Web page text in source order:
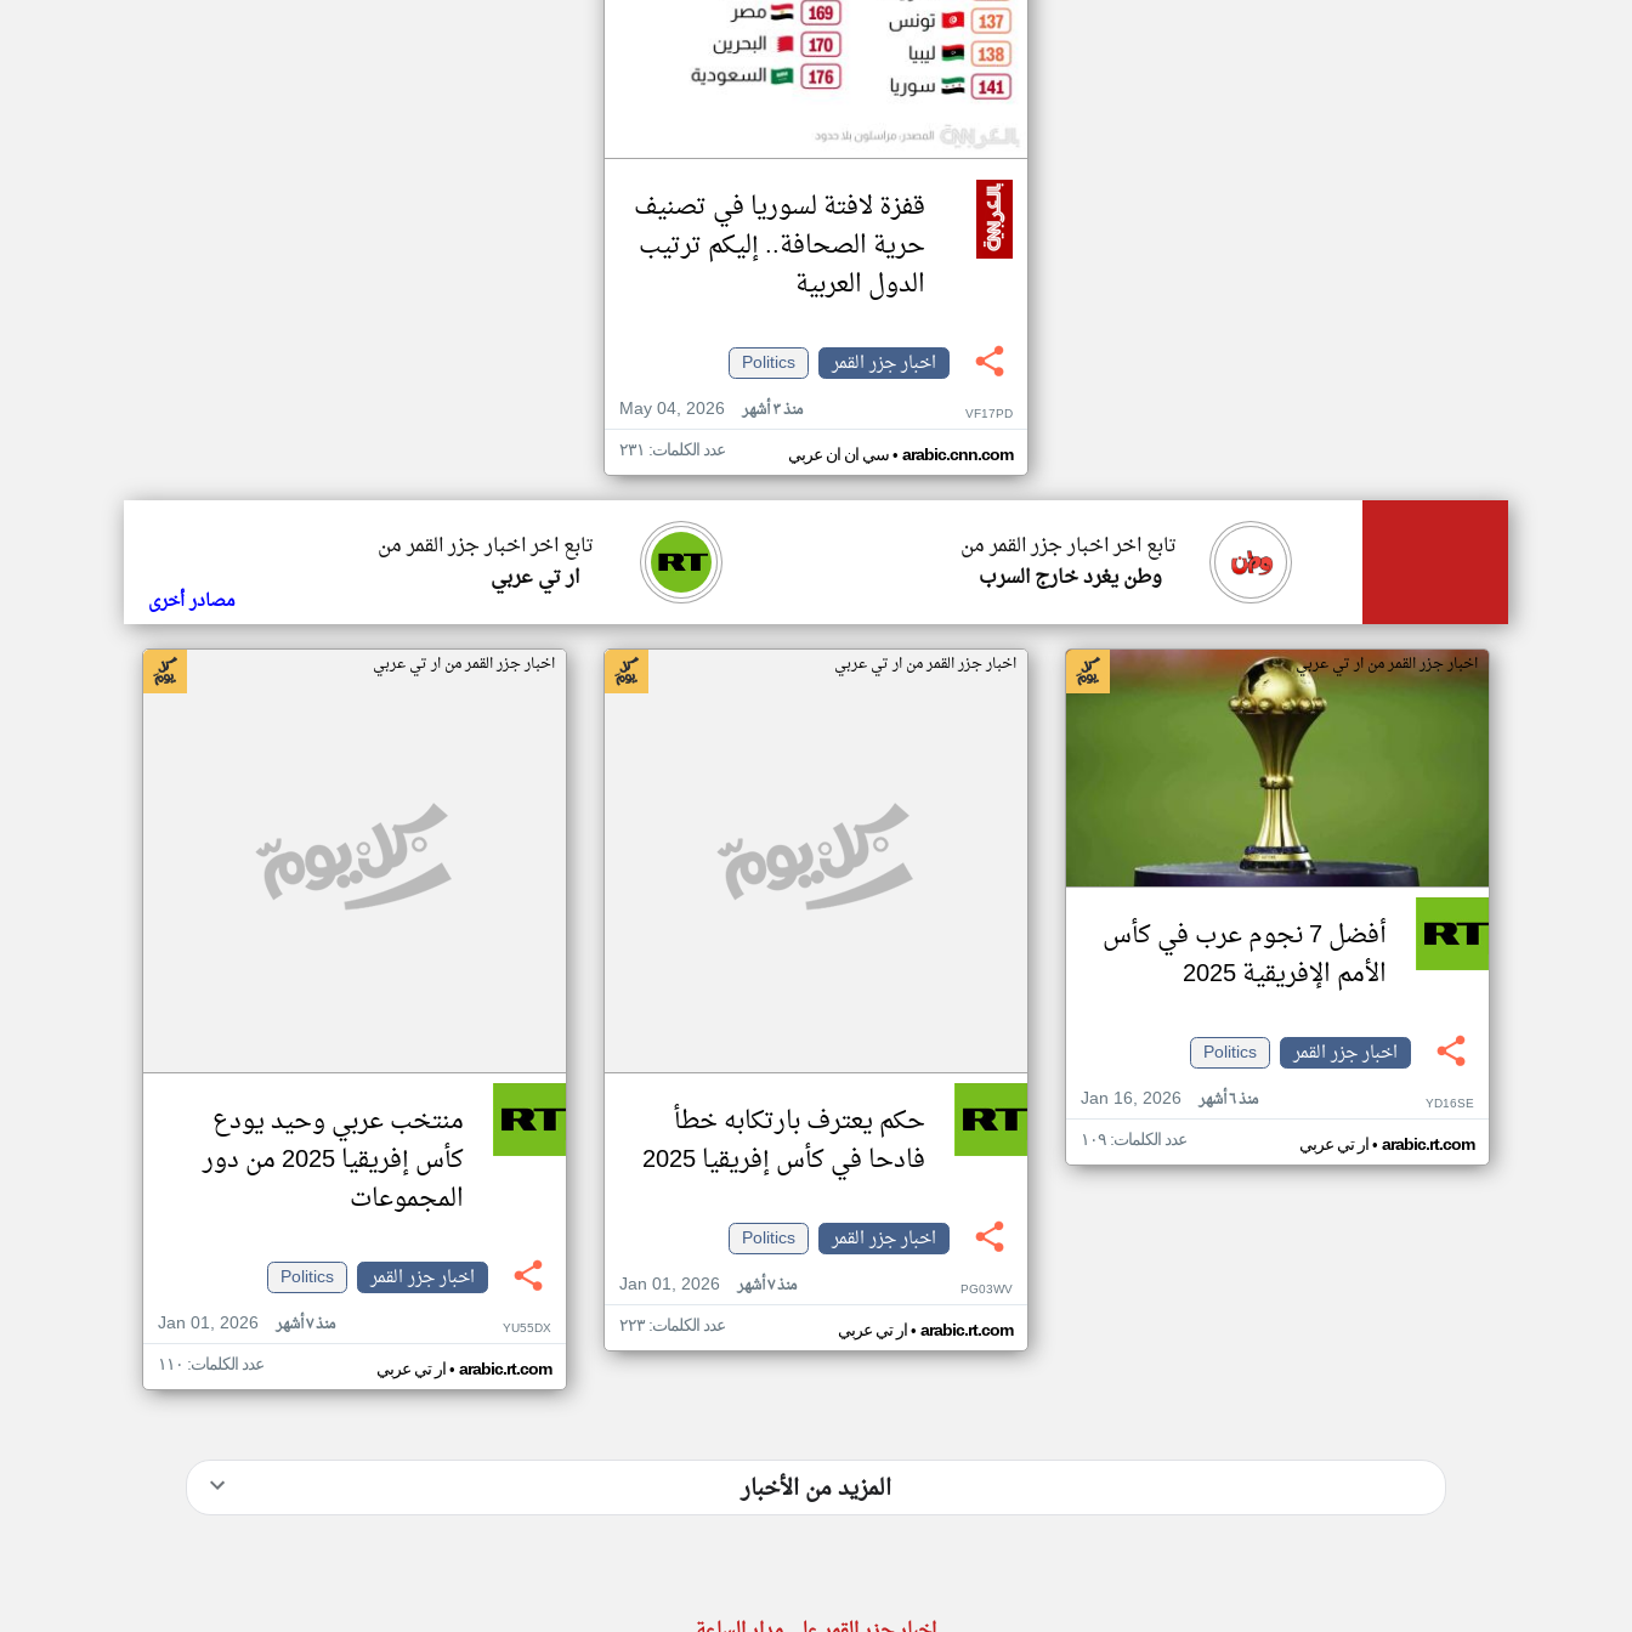
قفزة لافتة لسوريا في تصنيف
حرية الصحافة.. إليكم ترتيب
الدول العربية
اخبار جزر القمر
Politics
May 04, 2026
منذ ٣ أشهر VF17PD
سي ان ان عربي• arabic.cnn.com عدد الكلمات: ٢٣١
تابع اخر اخبار جزر القمر من
ار تي عربي
تابع اخر اخبار جزر القمر من
وطن يغرد خارج السرب
مصادر أخرى
اخبار جزر القمر من ار تي عربي
أفضل 7 نجوم عرب في كأس
الأمم الإفريقية 2025
اخبار جزر القمر
Politics
Jan 16, 2026
منذ ٦ أشهر YD16SE
ار تي عربي• arabic.rt.com عدد الكلمات: ١٠٩
اخبار جزر القمر من ار تي عربي
حكم يعترف بارتكابه خطأ
فادحا في كأس إفريقيا 2025
اخبار جزر القمر
Politics
Jan 01, 2026
منذ ٧ أشهر PG03WV
ار تي عربي• arabic.rt.com عدد الكلمات: ٢٢٣
اخبار جزر القمر من ار تي عربي
منتخب عربي وحيد يودع
كأس إفريقيا 2025 من دور
المجموعات
اخبار جزر القمر
Politics
Jan 01, 2026
منذ ٧ أشهر YU55DX
ار تي عربي• arabic.rt.com عدد الكلمات: ١١٠
المزيد من الأخبار